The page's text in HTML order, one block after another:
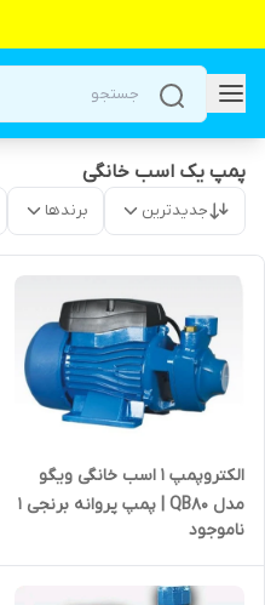
پمپ یک اسب خانگی
جدیدترین برندها
الکتروپمپ ۱ اسب خانگی ویگو
مدل QB80 | پمپ پروانه برنجی ۱
اینچ چینی
ناموجود